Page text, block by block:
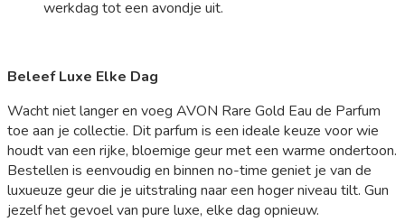
werkdag tot een avondje uit.
Beleef Luxe Elke Dag
Wacht niet langer en voeg AVON Rare Gold Eau de Parfum
toe aan je collectie. Dit parfum is een ideale keuze voor wie
houdt van een rijke, bloemige geur met een warme ondertoon.
Bestellen is eenvoudig en binnen no-time geniet je van de
luxueuze geur die je uitstraling naar een hoger niveau tilt. Gun
jezelf het gevoel van pure luxe, elke dag opnieuw.